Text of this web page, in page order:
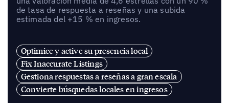
de tasa de respuesta a reseñas y una subida
estimada del +15 % en ingresos.
Optimice y active su presencia local
Fix Inaccurate Listings
Gestiona respuestas a reseñas a gran escala
Convierte búsquedas locales en ingresos